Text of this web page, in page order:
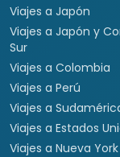
Viajes a Japón
Viajes a Japón y
Sur
Viajes a Colombia
Viajes a Perú
Viajes a
Viajes a Estados
Viajes a Nueva York